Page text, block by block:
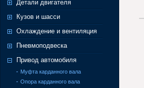
Детали двигателя
Кузов и шасси
Охлаждение и вентиляция
Пневмоподвеска
Привод автомобиля
Муфта карданного вала
Опора карданного вала